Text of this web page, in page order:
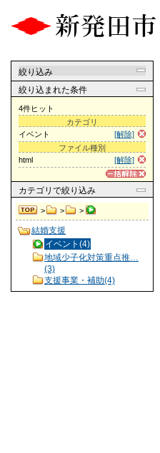
絞り込み
絞り込まれた条件
4件ヒット
カテゴリ
[解除]
イベント
ファイル種別
[解除]
html
カテゴリ で絞り込み
> > >
結婚支援
イベント(4)
地域少子化対策重点推…
(3)
支援事業・補助(4)